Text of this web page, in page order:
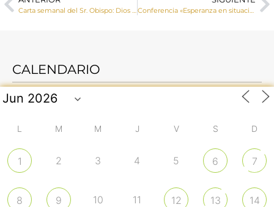
CALENDARIO
L M M J V S D
1 2 3 4 5 6 7
8 9 10 11 12 13 14